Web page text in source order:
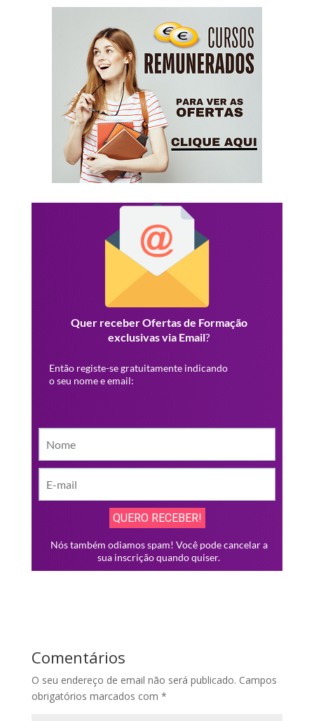
Comentários
O seu endereço de email não será publicado. Campos
obrigatórios marcados com *